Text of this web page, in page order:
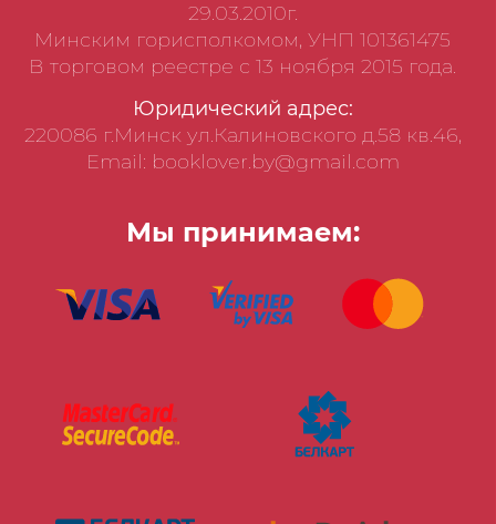
29.03.2010г.
Минским горисполкомом, УНП 101361475
В торговом реестре с 13 ноября 2015 года.
Юридический адрес:
220086 г.Минск ул.Калиновского д.58 кв.46,
Email: booklover.by@gmail.com
Мы принимаем: